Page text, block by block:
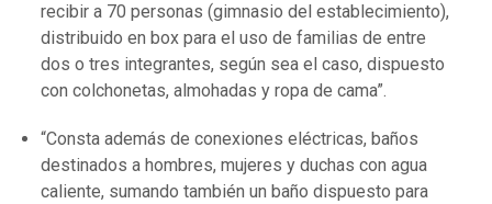
recibir a 70 personas (gimnasio del establecimiento),
distribuido en box para el uso de familias de entre
dos o tres integrantes, según sea el caso, dispuesto
con colchonetas, almohadas y ropa de cama”.
“Consta además de conexiones eléctricas, baños
destinados a hombres, mujeres y duchas con agua
caliente, sumando también un baño dispuesto para